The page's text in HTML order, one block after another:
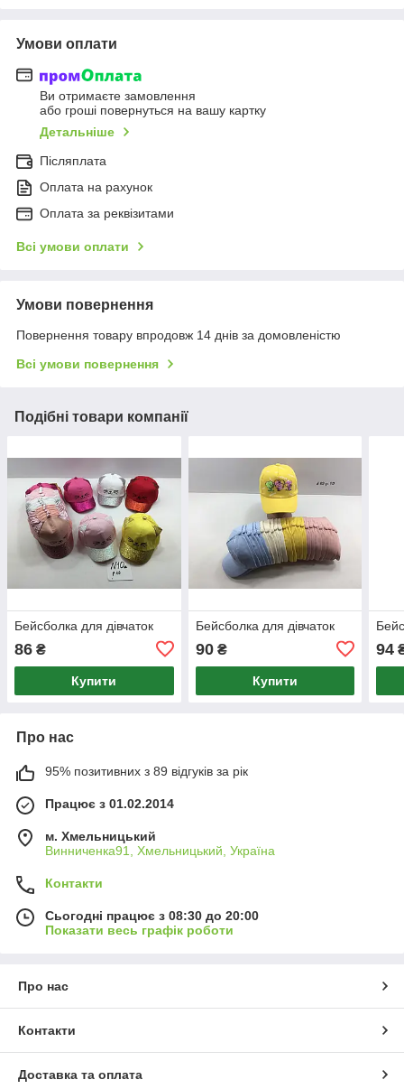
Умови оплати
Ви отримаєте замовлення
або гроші повернуться на вашу картку
Детальніше
Післяплата
Оплата на рахунок
Оплата за реквізитами
Всі умови оплати
Умови повернення
Повернення товару впродовж 14 днів за домовленістю
Всі умови повернення
Подібні товари компанії
Бейсболка для дівчаток
86 ₴
Купити
Бейсболка для дівчаток
90₴
Купити
94
Про нас
95% позитивних з 89 відгуків за рік
Працює з 01.02.2014
м. Хмельницький
Винниченка91, Хмельницький, Україна
Контакти
Сьогодні працює з 08:30 до 20:00
Показати весь графік роботи
Про нас
Контакти
Доставка та оплата